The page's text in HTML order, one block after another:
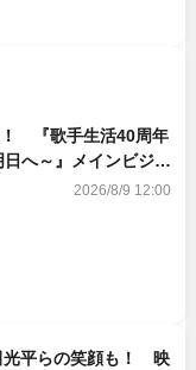
『歌手生活40周年
へ～』メインビジュ
2026/8/9 12:00
光平らの笑顔も！ 映